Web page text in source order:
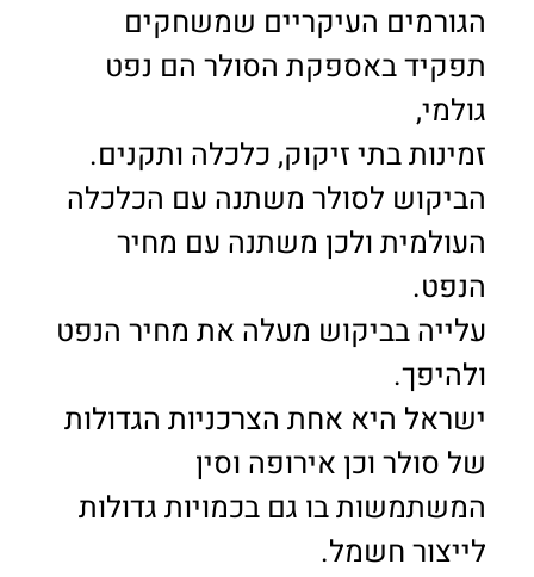
הגורמים העיקריים שמשחקים
תפקיד באספקת הסולר הם נפט
גולמי,
זמינות בתי זיקוק, כלכלה ותקנים.
הביקוש לסולר משתנה עם הכלכלה
העולמית ולכן משתנה עם מחיר
הנפט.
עלייה בביקוש מעלה את מחיר הנפט
ולהיפך.
ישראל היא אחת הצרכניות הגדולות
של סולר וכן אירופה וסין
המשתמשות בו גם בכמויות גדולות
לייצור חשמל.